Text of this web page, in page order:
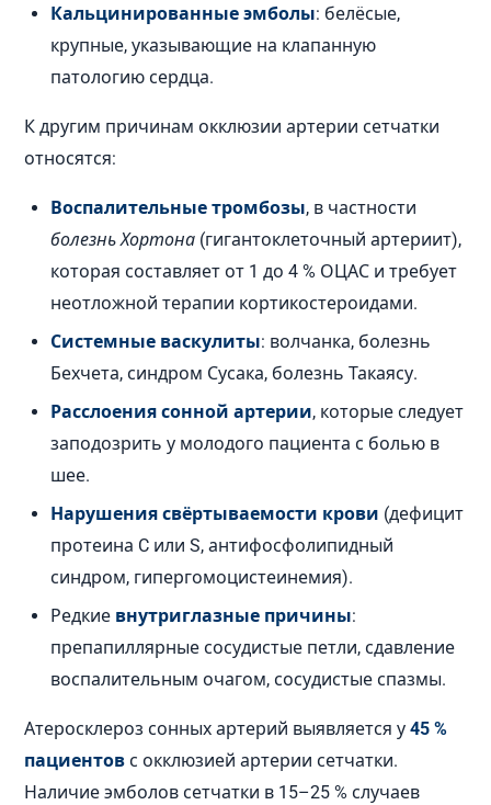
Кальцинированные эмболы: белёсые,
крупные, указывающие на клапанную
патологию сердца.
К другим причинам окклюзии артерии сетчатки
относятся:
Воспалительные тромбозы, в частности
болезнь Хортона (гигантоклеточный артериит),
которая составляет от 1 до 4 % ОЦАС и требует
неотложной терапии кортикостероидами.
Системные васкулиты: волчанка, болезнь
Бехчета, синдром Сусака, болезнь Такаясу.
Расслоения сонной артерии, которые следует
заподозрить у молодого пациента с болью в
шее.
Нарушения свёртываемости крови (дефицит
протеина C или S, антифосфолипидный
синдром, гипергомоцистеинемия).
Редкие внутриглазные причины:
препапиллярные сосудистые петли, сдавление
воспалительным очагом, сосудистые спазмы.
Атеросклероз сонных артерий выявляется у45 %
пациентов с окклюзией артерии сетчатки.
Наличие эмболов сетчатки в 15–25 % случаев